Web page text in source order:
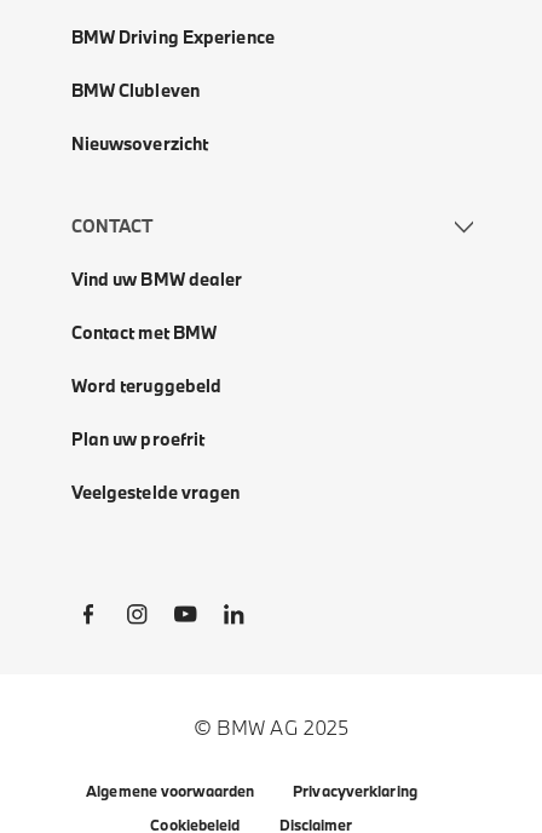
BMW Driving Experience
BMW Clubleven
Nieuwsoverzicht
CONTACT
Vind uw BMW dealer
Contact met BMW
Word teruggebeld
Plan uw proefrit
Veelgestelde vragen
Social Links
© BMW AG 2025
Algemene voorwaarden
Privacyverklaring
Cookiebeleid
Disclaimer